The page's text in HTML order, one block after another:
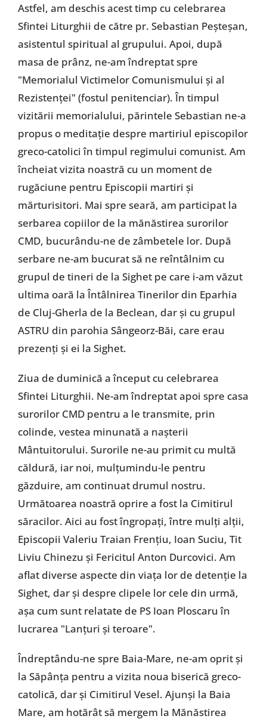
Astfel, am deschis acest timp cu celebrarea
Sfintei Liturghii de către pr. Sebastian Peșteșan,
asistentul spiritual al grupului. Apoi, după
masa de prânz, ne-am îndreptat spre
"Memorialul Victimelor Comunismului și al
Rezistenței" (fostul penitenciar). În timpul
vizitării memorialului, părintele Sebastian ne-a
propus o meditație despre martiriul episcopilor
greco-catolici în timpul regimului comunist. Am
încheiat vizita noastră cu un moment de
rugăciune pentru Episcopii martiri și
mărturisitori. Mai spre seară, am participat la
serbarea copiilor de la mănăstirea surorilor
CMD, bucurându-ne de zâmbetele lor. După
serbare ne-am bucurat să ne reîntâlnim cu
grupul de tineri de la Sighet pe care i-am văzut
ultima oară la Întâlnirea Tinerilor din Eparhia
de Cluj-Gherla de la Beclean, dar și cu grupul
ASTRU din parohia Sângeorz-Băi, care erau
prezenți și ei la Sighet.
Ziua de duminică a început cu celebrarea
Sfintei Liturghii. Ne-am îndreptat apoi spre casa
surorilor CMD pentru a le transmite, prin
colinde, vestea minunată a nașterii
Mântuitorului. Surorile ne-au primit cu multă
căldură, iar noi, mulțumindu-le pentru
găzduire, am continuat drumul nostru.
Următoarea noastră oprire a fost la Cimitirul
săracilor. Aici au fost îngropați, între mulți alții,
Episcopii Valeriu Traian Frențiu, Ioan Suciu, Tit
Liviu Chinezu și Fericitul Anton Durcovici. Am
aflat diverse aspecte din viața lor de detenție la
Sighet, dar și despre clipele lor cele din urmă,
așa cum sunt relatate de PS Ioan Ploscaru în
lucrarea "Lanțuri și teroare".
Îndreptându-ne spre Baia-Mare, ne-am oprit și
la Săpânța pentru a vizita noua biserică greco-
catolică, dar și Cimitirul Vesel. Ajunși la Baia
Mare, am hotărât să mergem la Mănăstirea